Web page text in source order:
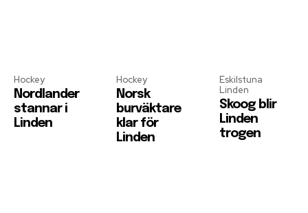
Hockey
Nordlander
stannar i
Linden
Hockey
Norsk
burväktare
klar för
Linden
Eskilstuna
Linden
Skoog blir
Linden
trogen